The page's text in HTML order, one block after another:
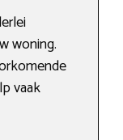
woning.
vaak